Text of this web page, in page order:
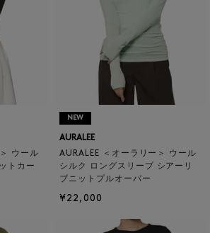
ウール
トカー
NEW
AURALEE
AURALEE ＜オーラリー＞ ウール
シルク ロングスリーブ シアーリ
ブニットプルオーバー
¥22,000